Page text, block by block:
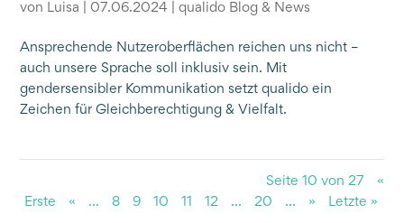
von Luisa |07.06.2024 |qualido Blog & News
Ansprechende Nutzeroberflächen reichen uns nicht –
auch unsere Sprache soll inklusiv sein. Mit
gendersensibler Kommunikation setzt qualido ein
Zeichen für Gleichberechtigung & Vielfalt.
Seite 10 von 27
«
Erste
« ... 8 9 10 11 12 ... 20 ... » Letzte »